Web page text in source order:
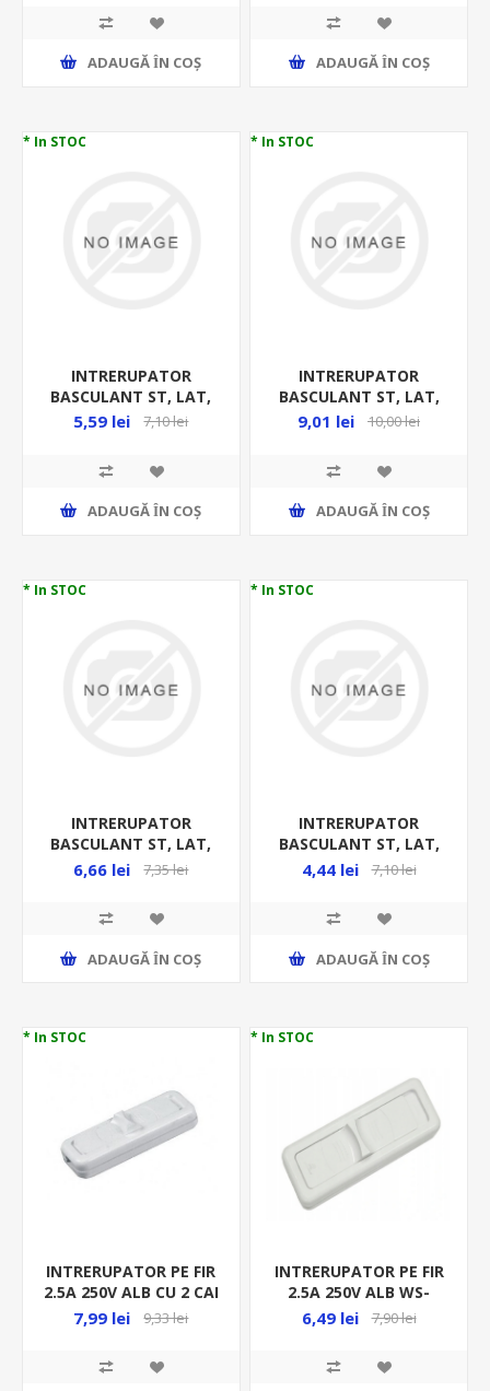
ADAUGĂ ȊN COŞ ADAUGĂ ȊN COŞ
* In STOC
INTRERUPATOR
BASCULANT ST, LAT,
1P, ( O-I ), 16A
5,59 lei 7,10 lei
ADAUGĂ ȊN COŞ
* In STOC
INTRERUPATOR
BASCULANT ST, LAT,
2P, ( O-I ), 16(6)A
9,01 lei 10,00 lei
ADAUGĂ ȊN COŞ
* In STOC
INTRERUPATOR
BASCULANT ST, LAT,
2P, ( O-I ), 16(6)A
6,66 lei 7,35 lei
ADAUGĂ ȊN COŞ
* In STOC
INTRERUPATOR
BASCULANT ST, LAT,
2P, ( O-I ), 16A 250VAC,
4,44 lei 7,10 lei
ADAUGĂ ȊN COŞ
* In STOC
INTRERUPATOR PE FIR
2.5A 250V ALB CU 2 CAI
WS-2P/BIALY
7,99 lei 9,33 lei
* In STOC
INTRERUPATOR PE FIR
2.5A 250V ALB WS-
1P/BIALY
6,49 lei 7,90 lei